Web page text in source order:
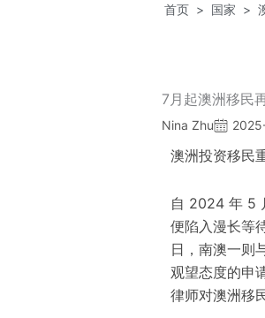
首页 > 国家 >
7月起澳洲移民
Nina Zhu
澳洲投资移民
自 2024 年 5
便陷入漫长等
日，南澳一则
观望态度的申
律师对澳洲移